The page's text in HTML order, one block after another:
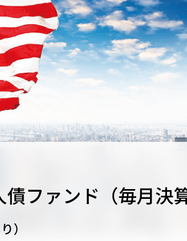
ファンド（毎月決
）